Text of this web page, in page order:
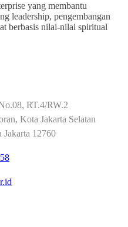
yang membantu
leadership, pengembangan
berbasis nilai-nilai spiritual
RT.4/RW.2
Kota Jakarta Selatan
Jakarta 12760